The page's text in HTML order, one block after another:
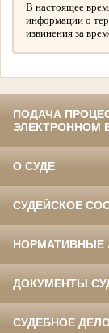
В настоящее
информации о
извинения за
ПОДАЧА
ЭЛЕКТРОННОМ
О СУДЕ
СУДЕЙСКОЕ
НОРМАТИВНЫЕ
ДОКУМЕНТЫ
СУДЕБНОЕ